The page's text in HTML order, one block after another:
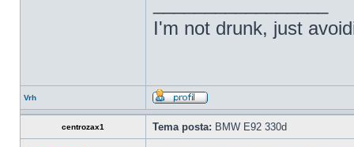
I'm not drunk, just
Vrh
centrozax1 Tema posta: BMW E92 330d